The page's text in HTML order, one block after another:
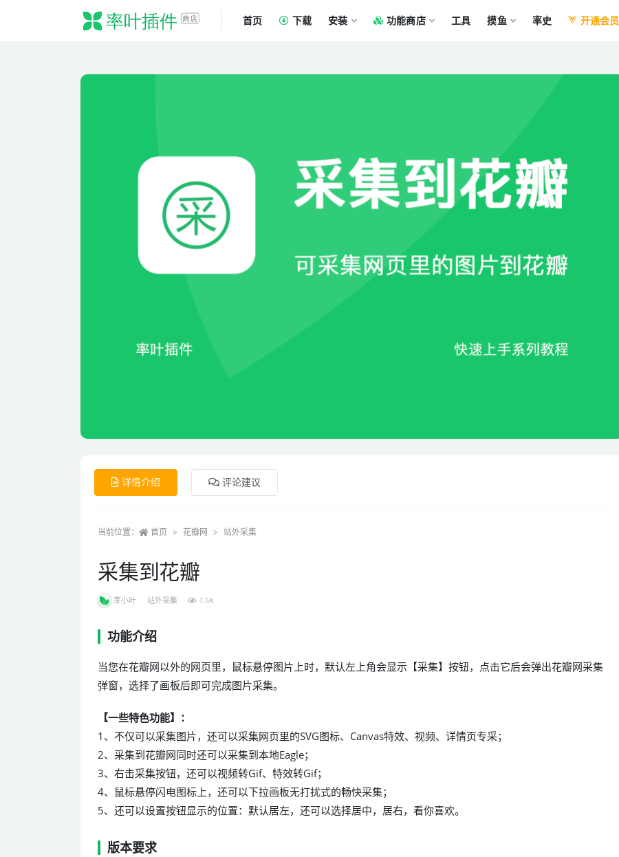
首页 下载 安装 功能商店 工具 摸鱼 率史 开通会员
详情介绍 评论建议
当前位置： 首页 花瓣网 站外采集
采集到花瓣
率小叶 站外采集 1.5K
功能介绍
当您在花瓣网以外的网页里，鼠标悬停图片上时，默认左上角会显示【采集】按钮，点击它后会弹出花瓣网采集
弹窗，选择了画板后即可完成图片采集。
【一些特色功能】：
1、不仅可以采集图片，还可以采集网页里的SVG图标、Canvas特效、视频、详情页专采；
2、采集到花瓣网同时还可以采集到本地Eagle；
3、右击采集按钮，还可以视频转Gif、特效转Gif；
4、鼠标悬停闪电图标上，还可以下拉画板无打扰式的畅快采集；
5、还可以设置按钮显示的位置：默认居左，还可以选择居中，居右，看你喜欢。
版本要求